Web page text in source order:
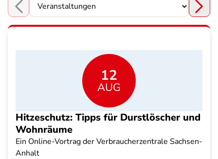
Choose a section
12
AUG
Hitzeschutz: Tipps für Durstlöscher und
Wohnräume
Ein Online-Vortrag der Verbraucherzentrale Sachsen-
Anhalt